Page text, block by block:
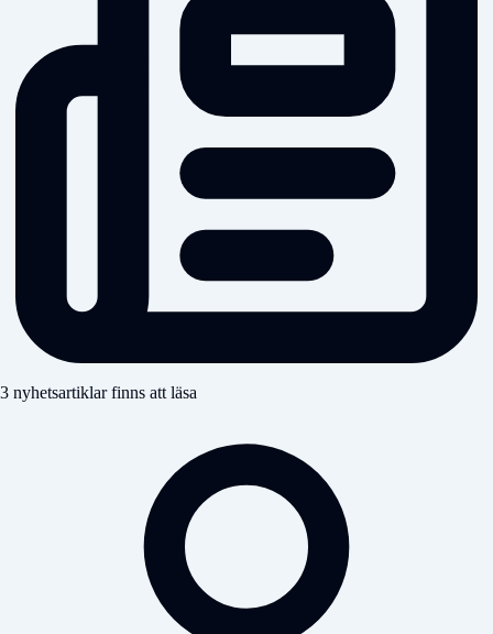
3 nyhetsartiklar finns att läsa